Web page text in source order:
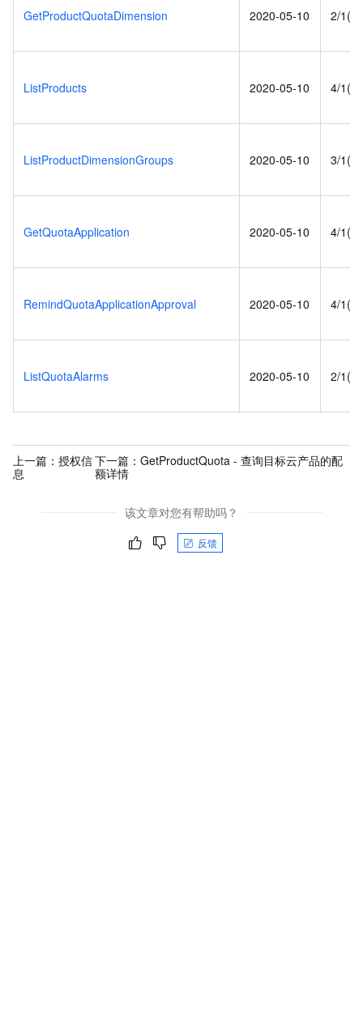
GetProductQuotaDimension 2020-05-10 2/1(s)
ListProducts 2020-05-10 4/1(s)
ListProductDimensionGroups 2020-05-10 3/1(s)
GetQuotaApplication 2020-05-10 4/1(s)
RemindQuotaApplicationApproval 2020-05-10 4/1(s)
ListQuotaAlarms 2020-05-10 2/1(s)
上一篇： 授权信
息
下一篇：GetProductQuota - 查询目标云产品的配
额详情
该文章对您有帮助吗？
反馈